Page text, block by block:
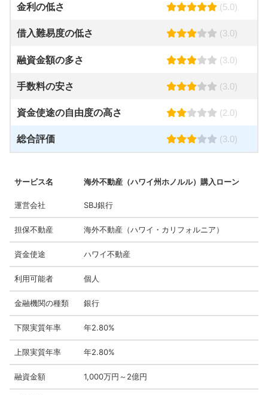
金利の低さ (5.0)
借入難易度の低さ (3.0)
融資金額の多さ (3.0)
手数料の安さ (3.0)
資金使途の自由度の高さ (2.0)
総合評価 (3.0)
サービス名 海外不動産（ハワイ州ホノルル）購入ローン
運営会社 SBJ銀行
担保不動産 海外不動産（ハワイ・カリフォルニア）
資金使途 ハワイ不動産
利用可能者 個人
金融機関の種類 銀行
下限実質年率 年2.80%
上限実質年率 年2.80%
融資金額 1,000万円～2億円